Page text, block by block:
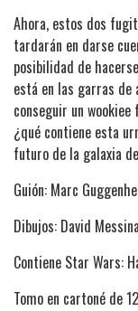
Ahora, estos dos
tardarán en darse
posibilidad de
está en las garras de
conseguir un
¿qué contiene esta
futuro de la galaxia
Guión: Marc
Dibujos: David
Contiene Star Wars:
Tomo en cartoné de